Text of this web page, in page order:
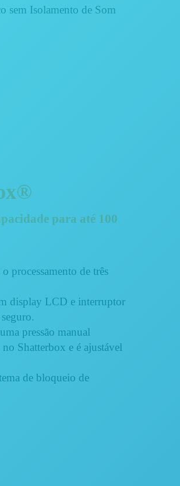
sem Isolamento de Som
para até 100
processamento de três
display LCD e interruptor
pressão manual
Shatterbox e é ajustável
de bloqueio de